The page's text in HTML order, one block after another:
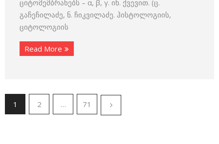
ციტომემბრანებს – α, β, γ. იხ. ქვევით. (ც.
გაჩეჩილაძე, ნ. ჩიკვილაძე. ჰისტოლოგიის,
ციტოლოგიის
Read More
1 2 … 71